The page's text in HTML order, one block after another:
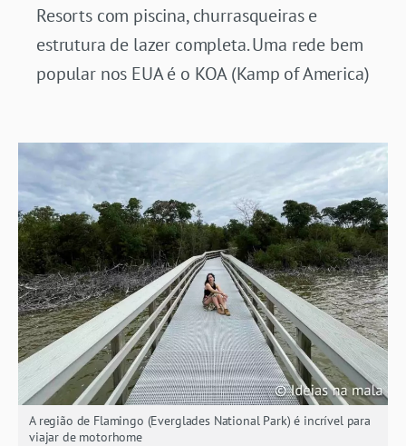
Resorts com piscina, churrasqueiras e
estrutura de lazer completa. Uma rede bem
popular nos EUA é o KOA (Kamp of America)
A região de Flamingo (Everglades National Park) é incrível para
viajar de motorhome